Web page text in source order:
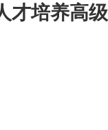
才培养高级